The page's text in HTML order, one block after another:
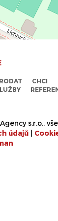
CHCI
s.r.o.,
údajů